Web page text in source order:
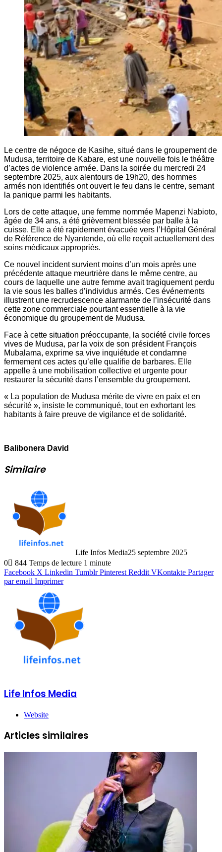
Le centre de négoce de Kasihe, situé dans le groupement de
Mudusa, territoire de Kabare, est une nouvelle fois le théâtre
d’actes de violence armée. Dans la soirée du mercredi 24
septembre 2025, aux alentours de 19h20, des hommes
armés non identifiés ont ouvert le feu dans le centre, semant
la panique parmi les habitants.
Lors de cette attaque, une femme nommée Mapenzi Nabioto,
âgée de 34 ans, a été grièvement blessée par balle à la
cuisse. Elle a été rapidement évacuée vers l’Hôpital Général
de Référence de Nyantende, où elle reçoit actuellement des
soins médicaux appropriés.
Ce nouvel incident survient moins d’un mois après une
précédente attaque meurtrière dans le même centre, au
cours de laquelle une autre femme avait tragiquement perdu
la vie sous les balles d’individus armés. Ces événements
illustrent une recrudescence alarmante de l’insécurité dans
cette zone commerciale pourtant essentielle à la vie
économique du groupement de Mudusa.
Face à cette situation préoccupante, la société civile forces
vives de Mudusa, par la voix de son président François
Mubalama, exprime sa vive inquiétude et condamne
fermement ces actes qu’elle qualifie de barbares. Elle
appelle à une mobilisation collective et urgente pour
restaurer la sécurité dans l’ensemble du groupement.
« La population de Mudusa mérite de vivre en paix et en
sécurité », insiste le communiqué, tout en exhortant les
habitants à faire preuve de vigilance et de solidarité.
Balibonera David
Similaire
Life Infos Media25 septembre 2025
0
844 Temps de lecture 1 minute
Facebook X Linkedin Tumblr Pinterest Reddit VKontakte Partager
par email Imprimer
Life Infos Media
Website
Articles similaires